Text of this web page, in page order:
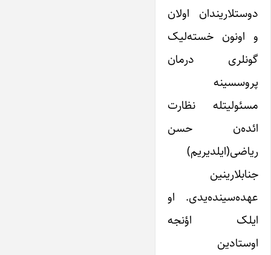
دوستلاریندان اولان
و اونون خسته‌لیک
گونلری درمان
پروسسینه
مسئولیتله نظارت
ائده‌ن حسن
ریاضی(ایلدیریم)
جنابلارینین
عهده‌سینده‌یدی. او
ایلک اؤنجه
اوستادین